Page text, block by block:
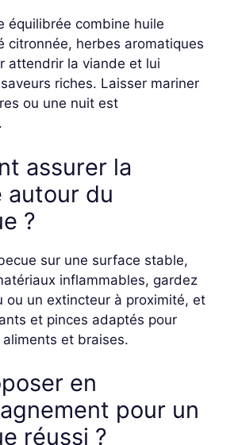
équilibrée combine huile
citronnée, herbes aromatiques
attendrir la viande et lui
riches. Laisser mariner
ou une nuit est
assurer la
autour du
?
sur une surface stable,
inflammables, gardez
ou un extincteur à proximité, et
et pinces adaptés pour
et braises.
en
pour un
réussi ?